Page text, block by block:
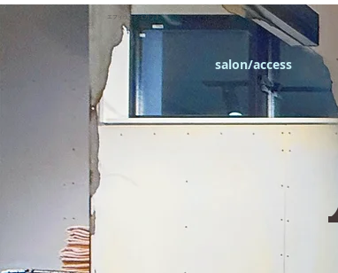
エフィラージュカット
salon/access